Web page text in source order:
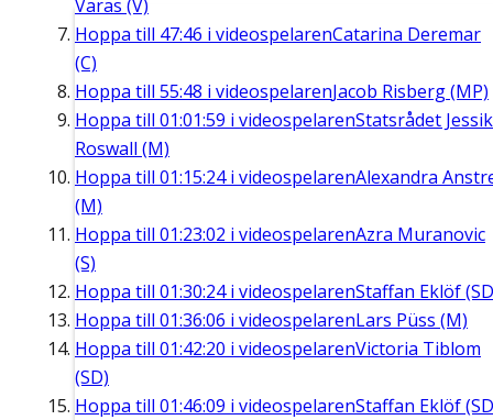
Varas (V)
Hoppa till 47:46 i videospelarenCatarina Deremar
(C)
Hoppa till 55:48 i videospelarenJacob Risberg (MP)
Hoppa till 01:01:59 i videospelarenStatsrådet
Roswall (M)
Hoppa till 01:15:24i videospelarenAlexandra
(M)
Hoppa till 01:23:02 i videospelarenAzra Muranovic
(S)
Hoppa till 01:30:24i videospelarenStaffan Eklöf
Hoppa till 01:36:06 i videospelarenLars Püss (M)
Hoppa till 01:42:20 i videospelarenVictoria Tiblom
(SD)
Hoppa till 01:46:09 i videospelarenStaffan Eklöf